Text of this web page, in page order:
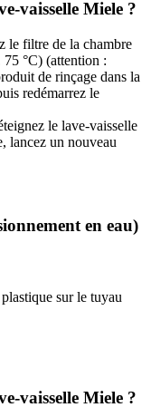
vaisselle Miele ?
le filtre de la chambre
°C) (attention :
de rinçage dans la
redémarrez le
le lave-vaisselle
lancez un nouveau
en eau)
sur le tuyau
vaisselle Miele ?